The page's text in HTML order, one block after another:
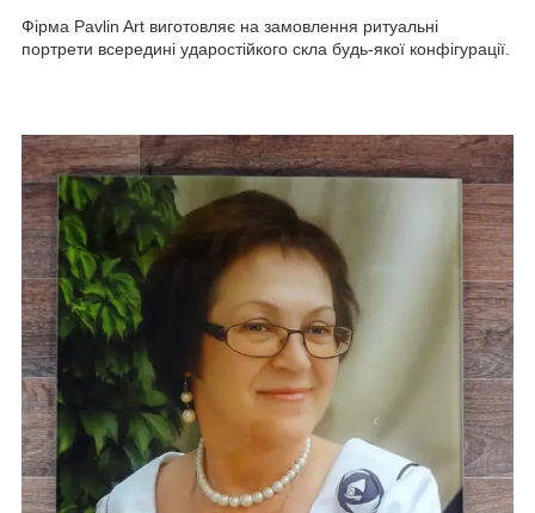
Фірма Pavlin Art виготовляє на замовлення ритуальні
портрети всередині ударостійкого скла будь-якої конфігурації.